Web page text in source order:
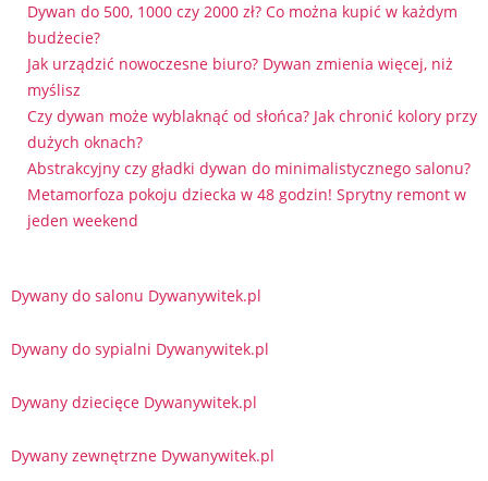
Dywan do 500, 1000 czy 2000 zł? Co można kupić w każdym
budżecie?
Jak urządzić nowoczesne biuro? Dywan zmienia więcej, niż
myślisz
Czy dywan może wyblaknąć od słońca? Jak chronić kolory przy
dużych oknach?
Abstrakcyjny czy gładki dywan do minimalistycznego salonu?
Metamorfoza pokoju dziecka w 48 godzin! Sprytny remont w
jeden weekend
Dywany do salonu Dywanywitek.pl
Dywany do sypialni Dywanywitek.pl
Dywany dziecięce Dywanywitek.pl
Dywany zewnętrzne Dywanywitek.pl